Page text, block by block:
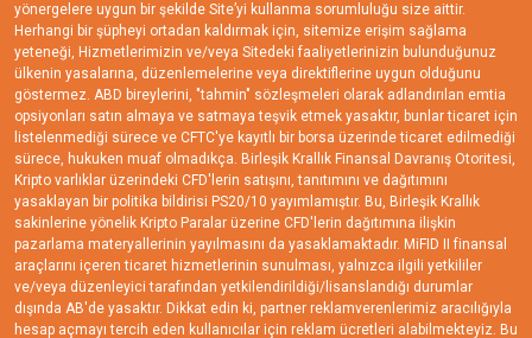
yönergelere uygun bir şekilde Site’yi kullanma sorumluluğu size aittir.
Herhangi bir şüpheyi ortadan kaldırmak için, sitemize erişim sağlama
yeteneği, Hizmetlerimizin ve/veya Sitedeki faaliyetlerinizin bulunduğunuz
ülkenin yasalarına, düzenlemelerine veya direktiflerine uygun olduğunu
göstermez. ABD bireylerini, "tahmin" sözleşmeleri olarak adlandırılan emtia
opsiyonları satın almaya ve satmaya teşvik etmek yasaktır, bunlar ticaret için
listelenmediği sürece ve CFTC'ye kayıtlı bir borsa üzerinde ticaret edilmediği
sürece, hukuken muaf olmadıkça. Birleşik Krallık Finansal Davranış Otoritesi,
Kripto varlıklar üzerindeki CFD'lerin satışını, tanıtımını ve dağıtımını
yasaklayan bir politika bildirisi PS20/10 yayımlamıştır. Bu, Birleşik Krallık
sakinlerine yönelik Kripto Paralar üzerine CFD'lerin dağıtımına ilişkin
pazarlama materyallerinin yayılmasını da yasaklamaktadır. MiFID II finansal
araçlarını içeren ticaret hizmetlerinin sunulması, yalnızca ilgili yetkililer
ve/veya düzenleyici tarafından yetkilendirildiği/lisanslandığı durumlar
dışında AB'de yasaktır. Dikkat edin ki, partner reklamverenlerimiz aracılığıyla
hesap açmayı tercih eden kullanıcılar için reklam ücretleri alabilmekteyiz. Bu